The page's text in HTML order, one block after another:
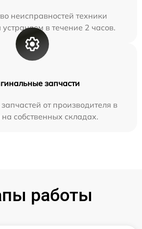
неисправностей техники
в течение 2 часов.
запчасти
от производителя в
собственных складах.
работы